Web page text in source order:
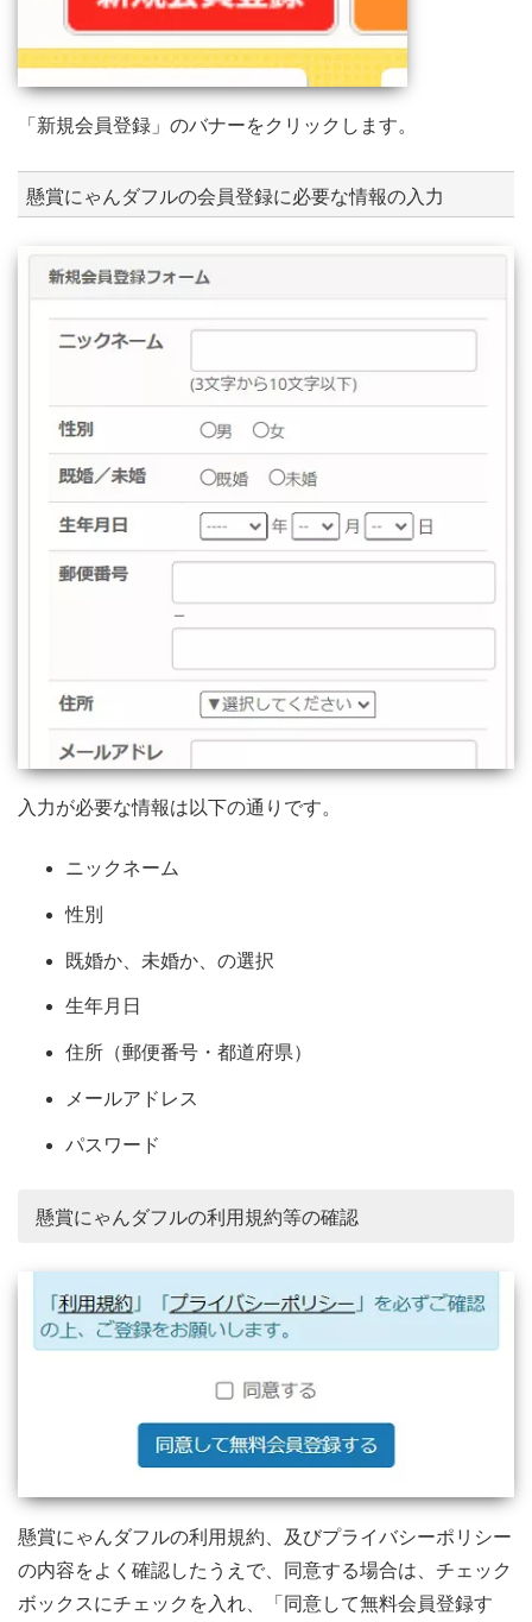
「新規会員登録」のバナーをクリックします。
懸賞にゃんダフルの会員登録に必要な情報の入力
入力が必要な情報は以下の通りです。
ニックネーム
性別
既婚か、未婚か、の選択
生年月日
住所（郵便番号・都道府県）
メールアドレス
パスワード
懸賞にゃんダフルの利用規約等の確認
懸賞にゃんダフルの利用規約、及びプライバシーポリシー
の内容をよく確認したうえで、同意する場合は、チェック
ボックスにチェックを入れ、「同意して無料会員登録す